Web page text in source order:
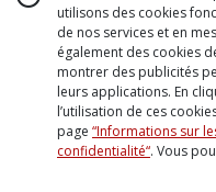
utilisons des cookies
de nos services et en
également des cookies
montrer des publicités
leurs applications. En
l’utilisation de ces
page “Informations sur
confidentialité“. Vous